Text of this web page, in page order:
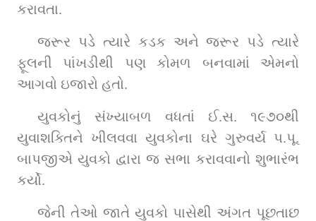
કરાવતા.
જરૂર પડે ત્યારે કડક અને જરૂર પડે ત્યારે
ફૂલની પાંખડીથી પણ કોમળ બનવામાં એમનો
આગવો ઇજારો હતો.
યુવકોનું સંખ્યાબળ વધતાં ઈ.સ. ૧૯૭૦થી
યુવાશક્તિને ખીલવવા યુવકોના ઘરે ગુરુવર્ય પ.પૂ.
બાપજીએ યુવકો દ્વારા જ સભા કરાવવાનો શુભારંભ
કર્યો.
જેની તેઓ જાતે યુવકો પાસેથી અંગત પૂછતાછ